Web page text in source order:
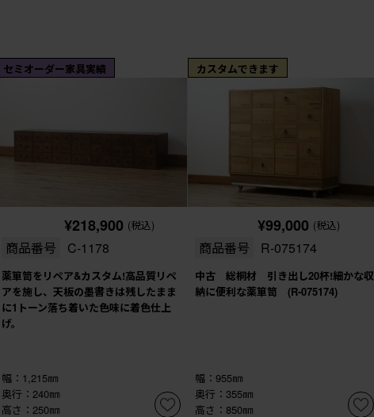
セミオーダー家具実績
¥218,900 (税込)
商品番号 C-1178
薬箪笥をリペア&カスタム!高品質リペ
アを施し、天板の墨書きは残したまま
に1トーン落ち着いた色味に着色仕上
げ。
幅：1,215㎜
奥行：240㎜
高さ：250㎜
カスタムできます
¥99,000 (税込)
商品番号 R-075174
中古 総桐材 引き出し20杯!細かな収
納に便利な薬箪笥 (R-075174)
幅：955㎜
奥行：355㎜
高さ：850㎜